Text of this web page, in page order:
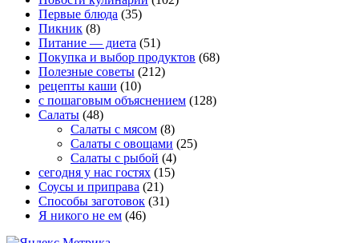
Первые блюда (35)
Пикник (8)
Питание — диета (51)
Покупка и выбор продуктов (68)
Полезные советы (212)
рецепты каши (10)
с пошаговым объяснением (128)
Салаты (48)
Салаты с мясом (8)
Салаты с овощами (25)
Салаты с рыбой (4)
сегодня у нас гостях (15)
Соусы и приправа (21)
Способы заготовок (31)
Я никого не ем (46)